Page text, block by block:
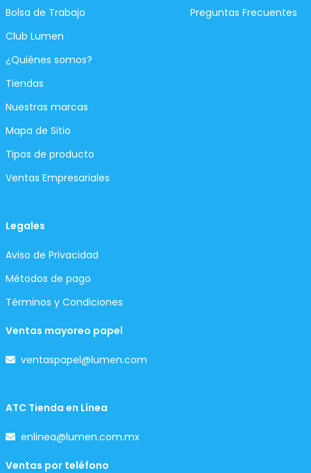
Bolsa de Trabajo
Club Lumen
¿Quiénes somos?
Tiendas
Nuestras marcas
Mapa de Sitio
Tipos de producto
Ventas Empresariales
Preguntas Frecuentes
Legales
Aviso de Privacidad
Métodos de pago
Términos y Condiciones
Ventas mayoreo papel
ventaspapel@lumen.com
ATC Tienda en Línea
enlinea@lumen.com.mx
Ventas por teléfono